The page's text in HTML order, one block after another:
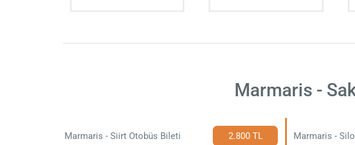
Marmaris -
Marmaris - Siirt Otobüs Bileti 2.800 TL Marmaris -